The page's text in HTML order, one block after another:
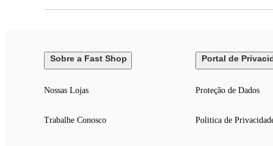
Sobre a Fast Shop
Nossas Lojas
Trabalhe Conosco
Portal de
Proteção de Dados
Politica de